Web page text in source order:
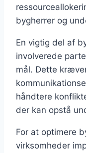
bygherrer og
En vigtig del af
involverede
mål. Dette
håndtere
der kan opstå
For at optimere
virksomheder